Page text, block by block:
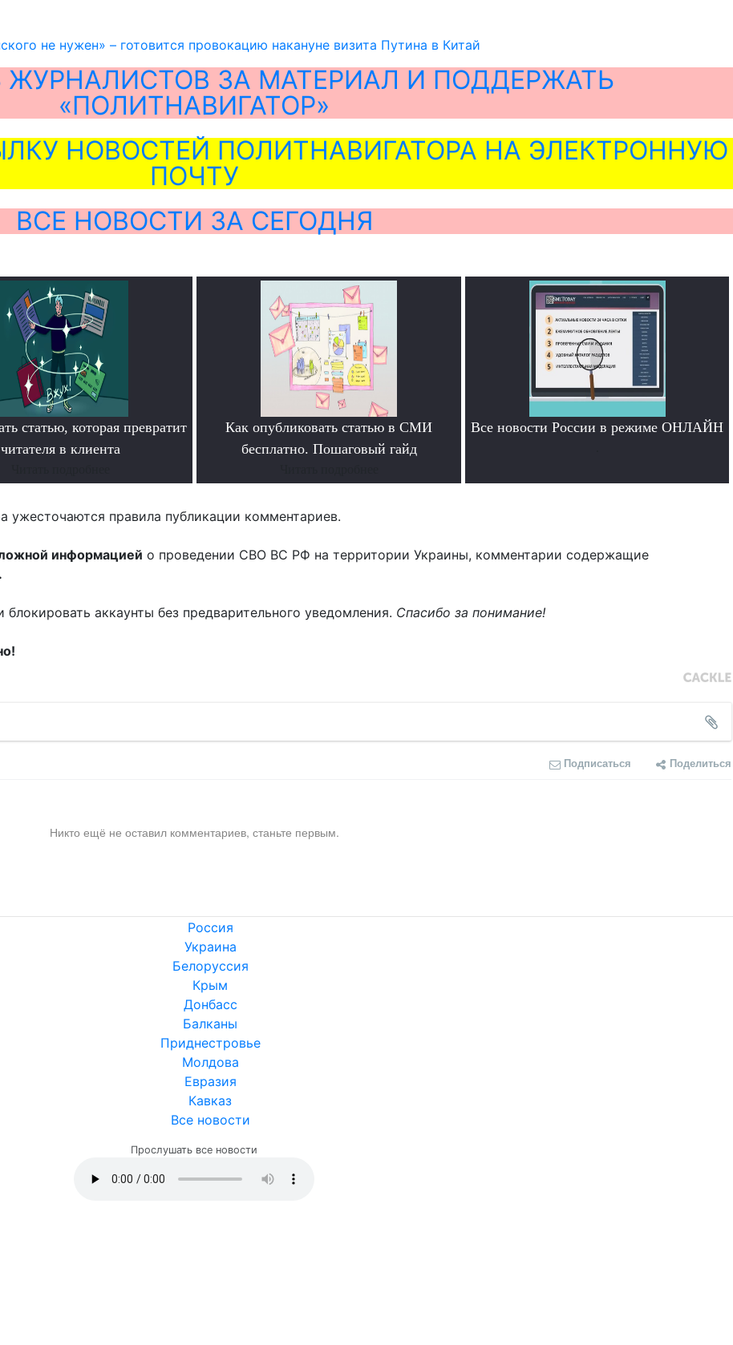
не нужен» – готовится провокацию накануне визита Путина в Китай
ЖУРНАЛИСТОВ ЗА МАТЕРИАЛ И ПОДДЕРЖАТЬ
«ПОЛИТНАВИГАТОР»
НОВОСТЕЙ ПОЛИТНАВИГАТОРА НА ЭЛЕКТРОННУЮ
ПОЧТУ
ВСЕ НОВОСТИ ЗА СЕГОДНЯ
статью, которая превратит
читателя в клиента
Как опубликовать статью в СМИ
бесплатно. Пошаговый гайд
Все новости России в режиме ОНЛАЙН
ужесточаются правила публикации комментариев.
информацией о проведении СВО ВС РФ на территории Украины, комментарии содержащие
аккаунты без предварительного уведомления. Спасибо за понимание!
Подписаться Поделиться
Никто ещё не оставил комментариев, станьте первым.
Россия
Украина
Белоруссия
Крым
Донбасс
Балканы
Приднестровье
Молдова
Евразия
Кавказ
Все новости
Прослушать все новости